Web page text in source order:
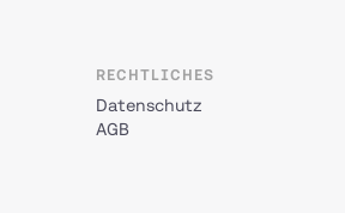
RECHTLICHES
Datenschutz
AGB